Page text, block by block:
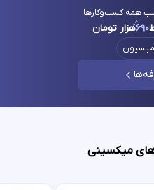
همه کسب‌وکارها
۶۹۰هزار تومان
میکسینی